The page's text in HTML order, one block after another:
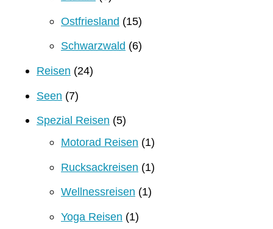
Ostfriesland (15)
Schwarzwald (6)
Reisen (24)
Seen (7)
Spezial Reisen (5)
Motorad Reisen (1)
Rucksackreisen (1)
Wellnessreisen (1)
Yoga Reisen (1)